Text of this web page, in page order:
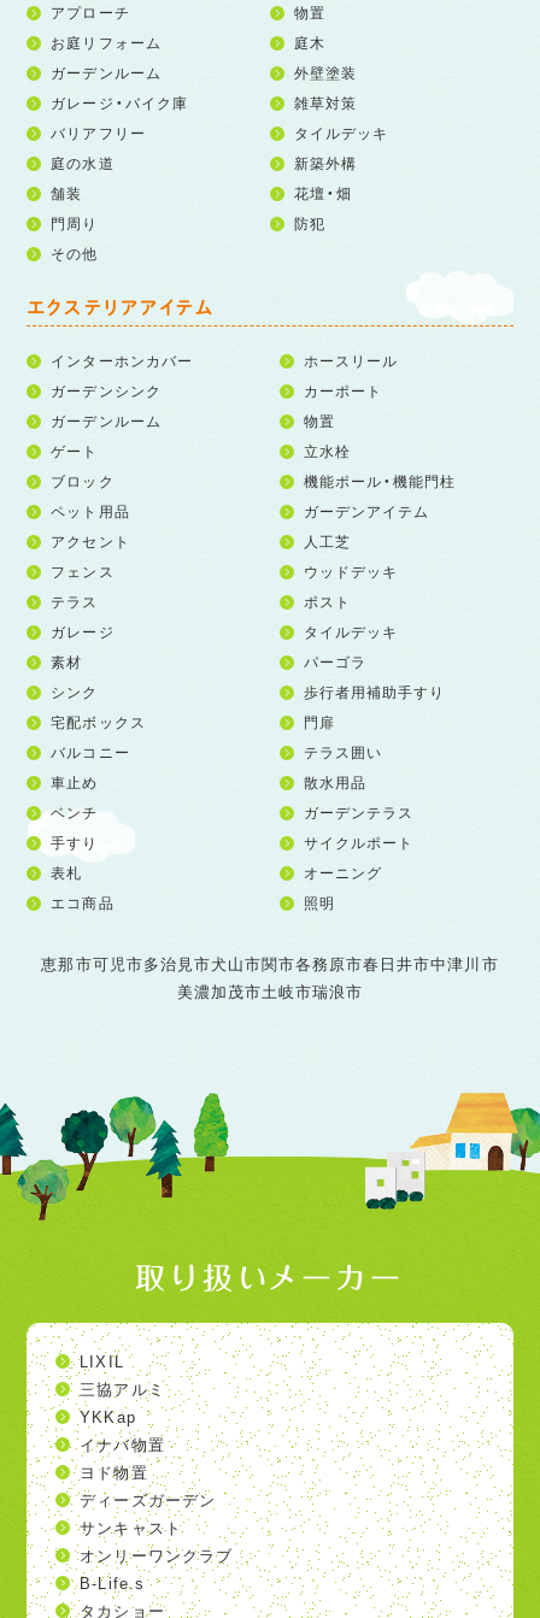
アプローチ
物置
お庭リフォーム
庭木
ガーデンルーム
外壁塗装
ガレージ・バイク庫
雑草対策
バリアフリー
タイルデッキ
庭の水道
新築外構
舗装
花壇・畑
門周り
防犯
その他
エクステリアアイテム
インターホンカバー
ホースリール
ガーデンシンク
カーポート
ガーデンルーム
物置
ゲート
立水栓
ブロック
機能ポール・機能門柱
ペット用品
ガーデンアイテム
アクセント
人工芝
フェンス
ウッドデッキ
テラス
ポスト
ガレージ
タイルデッキ
素材
パーゴラ
シンク
歩行者用補助手すり
宅配ボックス
門扉
バルコニー
テラス囲い
車止め
散水用品
ベンチ
ガーデンテラス
手すり
サイクルポート
表札
オーニング
エコ商品
照明
恵那市可児市多治見市犬山市関市各務原市春日井市中津川市
美濃加茂市土岐市瑞浪市
取り扱いメーカー
LIXIL
三協アルミ
YKKap
イナバ物置
ヨド物置
ディーズガーデン
サンキャスト
オンリーワンクラブ
B-Life.s
タカショー